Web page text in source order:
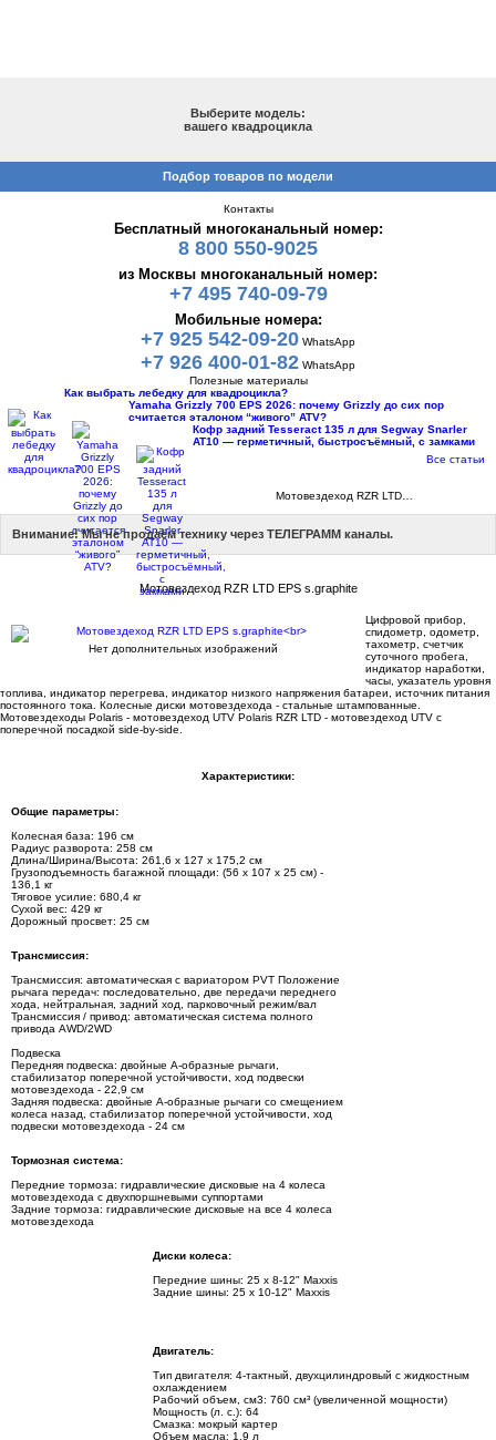
Выберите модель:
вашего квадроцикла
Подбор товаров по модели
Контакты
Бесплатный многоканальный номер:
8 800 550-9025
из Москвы многоканальный номер:
+7 495 740-09-79
Мобильные номера:
+7 925 542-09-20 WhatsApp
+7 926 400-01-82 WhatsApp
Полезные материалы
Как выбрать лебедку для квадроцикла?
Yamaha Grizzly 700 EPS 2026: почему Grizzly до сих пор
считается эталоном “живого” ATV?
Кофр задний Tesseract 135 л для Segway Snarler
AT10 — герметичный, быстросъёмный, с замками
Все статьи
Мотовездеход RZR LTD…
Внимание! Мы не продаём технику через ТЕЛЕГРАММ каналы.
Мотовездеход RZR LTD EPS s.graphite
Нет дополнительных изображений
Цифровой прибор,
спидометр, одометр,
тахометр, счетчик
суточного пробега,
индикатор наработки,
часы, указатель уровня
топлива, индикатор перегрева, индикатор низкого напряжения батареи, источник питания
постоянного тока. Колесные диски мотовездехода - стальные штампованные.
Мотовездеходы Polaris - мотовездеход UTV Polaris RZR LTD - мотовездеход UTV с
поперечной посадкой side-by-side.
Характеристики:
Общие параметры:
Колесная база: 196 см
Радиус разворота: 258 см
Длина/Ширина/Высота: 261,6 х 127 х 175,2 см
Грузоподъемность багажной площади: (56 x 107 x 25 см) -
136,1 кг
Тяговое усилие: 680,4 кг
Сухой вес: 429 кг
Дорожный просвет: 25 см
Трансмиссия:
Трансмиссия: автоматическая с вариатором PVT Положение
рычага передач: последовательно, две передачи переднего
хода, нейтральная, задний ход, парковочный режим/вал
Трансмиссия / привод: автоматическая система полного
привода AWD/2WD
Подвеска
Передняя подвеска: двойные А-образные рычаги,
стабилизатор поперечной устойчивости, ход подвески
мотовездехода - 22,9 см
Задняя подвеска: двойные А-образные рычаги со смещением
колеса назад, стабилизатор поперечной устойчивости, ход
подвески мотовездехода - 24 см
Тормозная система:
Передние тормоза: гидравлические дисковые на 4 колеса
мотовездехода с двухпоршневыми суппортами
Задние тормоза: гидравлические дисковые на все 4 колеса
мотовездехода
Диски колеса:
Передние шины: 25 х 8-12" Maxxis
Задние шины: 25 x 10-12" Maxxis
Двигатель:
Тип двигателя: 4-тактный, двухцилиндровый с жидкостным
охлаждением
Рабочий объем, см3: 760 см³ (увеличенной мощности)
Мощность (л. с.): 64
Смазка: мокрый картер
Объем масла: 1,9 л